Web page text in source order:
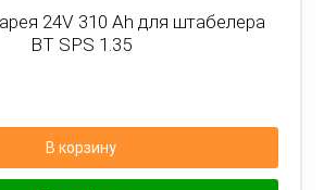
24V 310 Ah для штабелера
BT SPS 1.35
В корзину